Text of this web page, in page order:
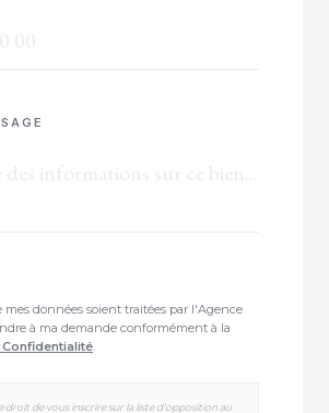
mes données soient traitées par l'Agence
à ma demande conformément à la
.
droit de vous inscrire sur la liste d'opposition au